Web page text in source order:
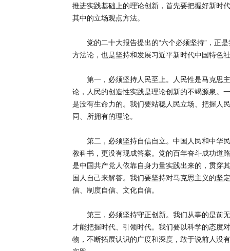
推进实践基础上的理论创新，首先要把握好新时
其中的立场观点方法。
党的二十大报告提出的“六个必须坚持”，正是
方法论，也是坚持和发展习近平新时代中国特色
第一，必须坚持人民至上。人民性是马克思主
论，人民的创造性实践是理论创新的不竭源泉。
是没有生命力的。我们要站稳人民立场、把握人
同、所拥有的理论。
第二，必须坚持自信自立。中国人民和中华民
教科书，更没有现成答案。党的百年奋斗成功道
是中国共产党人依靠自身力量实践出来的，贯穿
国人自己来解答。我们要坚持对马克思主义的坚
信、制度自信、文化自信。
第三，必须坚持守正创新。我们从事的是前无
才能把握时代、引领时代。我们要以科学的态度
物，不断拓展认识的广度和深度，敢于说前人没